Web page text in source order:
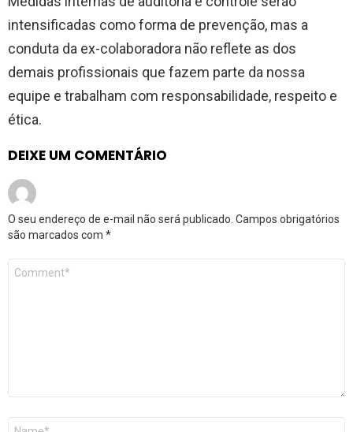
intensificadas como forma de prevenção, mas a
conduta da ex-colaboradora não reflete as dos
demais profissionais que fazem parte da nossa
equipe e trabalham com responsabilidade, respeito e
ética.
DEIXE UM COMENTÁRIO
O seu endereço de e-mail não será publicado. Campos obrigatórios
são marcados com *
Comentário
Nome